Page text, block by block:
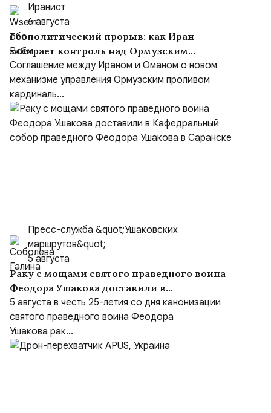
Иранист
6 августа
Геополитический прорыв: как Иран
забирает контроль над Ормузским
проливом
Соглашение между Ираном и Оманом о новом
механизме управления Ормузским проливом
кардиналь...
Пресс-служба &quot;Ушаковских
маршрутов&quot;
5 августа
Раку с мощами святого праведного воина
Феодора Ушакова доставили в
Кафедральный собор праведного Феодора
Ушакова в Саранске
5 августа в честь 25-летия со дня канонизации
святого праведного воина Феодора
Ушакова рак...